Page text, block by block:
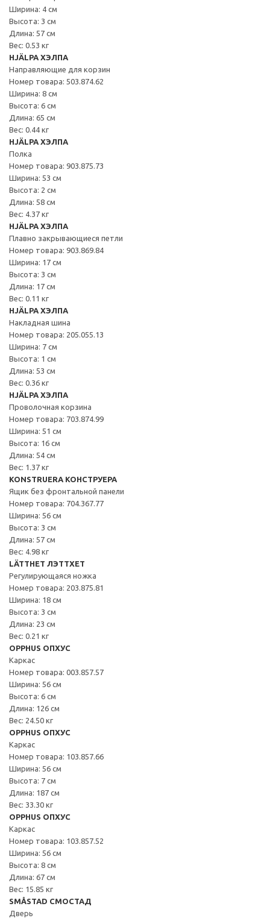
Ширина: 4 см
Высота: 3 см
Длина: 57 см
Вес: 0.53 кг
HJÄLPA ХЭЛПА
Направляющие для корзин
Номер товара: 503.874.62
Ширина: 8 см
Высота: 6 см
Длина: 65 см
Вес: 0.44 кг
HJÄLPA ХЭЛПА
Полка
Номер товара: 903.875.73
Ширина: 53 см
Высота: 2 см
Длина: 58 см
Вес: 4.37 кг
HJÄLPA ХЭЛПА
Плавно закрывающиеся петли
Номер товара: 903.869.84
Ширина: 17 см
Высота: 3 см
Длина: 17 см
Вес: 0.11 кг
HJÄLPA ХЭЛПА
Накладная шина
Номер товара: 205.055.13
Ширина: 7 см
Высота: 1 см
Длина: 53 см
Вес: 0.36 кг
HJÄLPA ХЭЛПА
Проволочная корзина
Номер товара: 703.874.99
Ширина: 51 см
Высота: 16 см
Длина: 54 см
Вес: 1.37 кг
KONSTRUERA КОНСТРУЕРА
Ящик без фронтальной панели
Номер товара: 704.367.77
Ширина: 56 см
Высота: 3 см
Длина: 57 см
Вес: 4.98 кг
LÄTTHET ЛЭТТХЕТ
Регулирующаяся ножка
Номер товара: 203.875.81
Ширина: 18 см
Высота: 3 см
Длина: 23 см
Вес: 0.21 кг
OPPHUS ОПХУС
Каркас
Номер товара: 003.857.57
Ширина: 56 см
Высота: 6 см
Длина: 126 см
Вес: 24.50 кг
OPPHUS ОПХУС
Каркас
Номер товара: 103.857.66
Ширина: 56 см
Высота: 7 см
Длина: 187 см
Вес: 33.30 кг
OPPHUS ОПХУС
Каркас
Номер товара: 103.857.52
Ширина: 56 см
Высота: 8 см
Длина: 67 см
Вес: 15.85 кг
SMÅSTAD СМОСТАД
Дверь